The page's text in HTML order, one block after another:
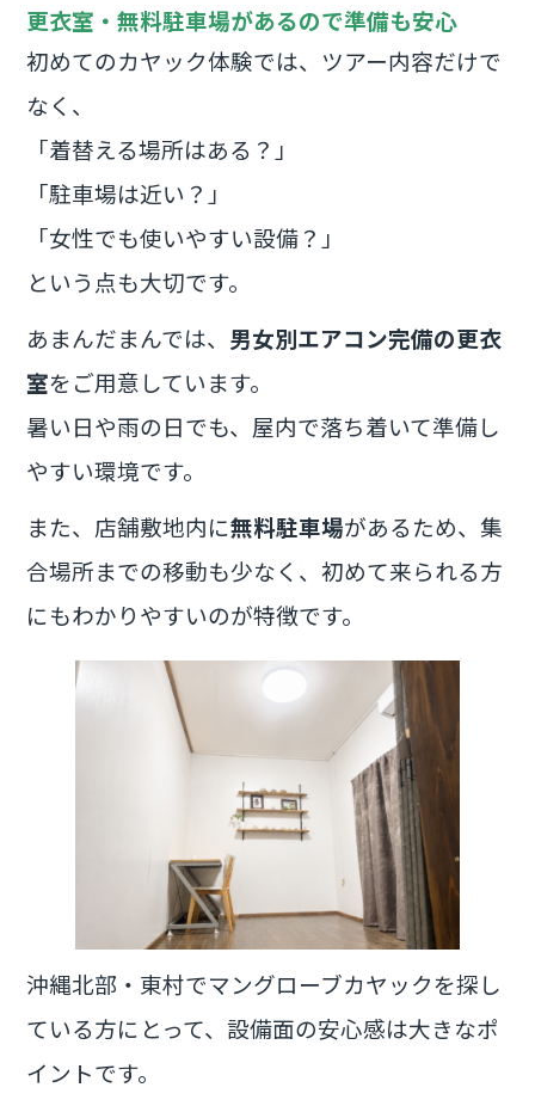
更衣室・無料駐車場があるので準備も安心
初めてのカヤック体験では、ツアー内容だけで
なく、
「着替える場所はある？」
「駐車場は近い？」
「女性でも使いやすい設備？」
という点も大切です。
あまんだまんでは、 男女別エアコン完備の更衣
室をご用意しています。
暑い日や雨の日でも、屋内で落ち着いて準備し
やすい環境です。
また、店舗敷地内に無料駐車場があるため、集
合場所までの移動も少なく、初めて来られる方
にもわかりやすいのが特徴です。
沖縄北部・東村でマングローブカヤックを探し
ている方にとって、設備面の安心感は大きなポ
イントです。